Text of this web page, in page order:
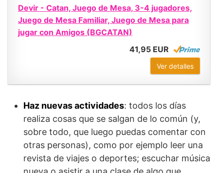
Devir - Catan, Juego de Mesa, 3-4 jugadores,
Juego de Mesa Familiar, Juego de Mesa para
jugar con Amigos (BGCATAN)
41,95 EUR
Ver detalles
Haz nuevas actividades: todos los días
realiza cosas que se salgan de lo común (y,
sobre todo, que luego puedas comentar con
otras personas), como por ejemplo leer una
revista de viajes o deportes; escuchar música